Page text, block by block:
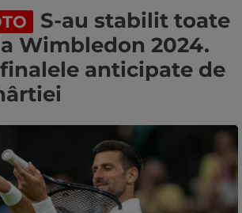
S-au stabilit toate
Wimbledon 2024.
anticipate de